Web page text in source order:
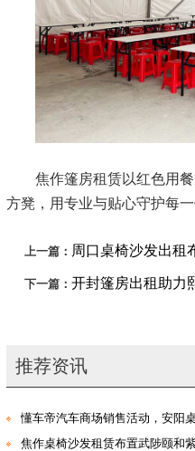
焦作篷房租赁以红色用
方凳，用专业与贴心守护每一
上一篇： 周口桌椅沙发出租
下一篇： 开封篷房出租助力
推荐资讯
懂车帝汽车商场销售活动，安阳
焦作桌椅沙发租赁布置武陟颐和